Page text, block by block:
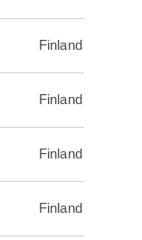
Finland
Finland
Finland
Finland